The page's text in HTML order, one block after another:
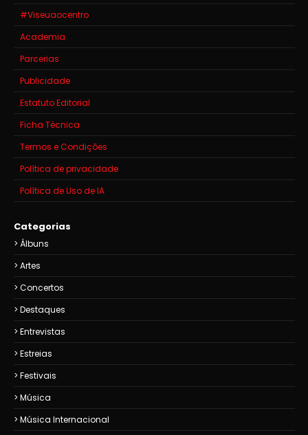
#Viseuaocentro
Academia
Parcerias
Publicidade
Estatuto Editorial
Ficha Técnica
Termos e Condições
Política de privacidade
Política de Uso de IA
Categorias
Álbuns
Artes
Concertos
Destaques
Entrevistas
Estreias
Festivais
Música
Música Internacional